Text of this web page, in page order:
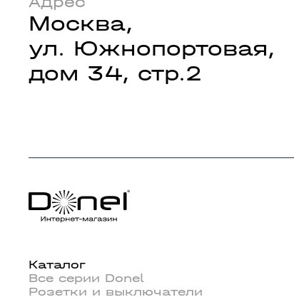
Москва,
ул. Южнопортовая,
дом 34, стр.2
Каталог
Все серии Donel
Розетки и выключатели